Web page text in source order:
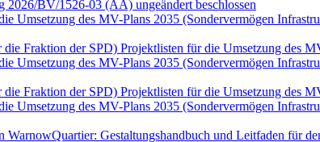
2026/BV/1526-03 (ÄA) ungeändert beschlossen
Umsetzung des MV-Plans 2035 (Sondervermögen
die Fraktion der SPD) Projektlisten für die Umsetzung des
Umsetzung des MV-Plans 2035 (Sondervermögen
die Fraktion der SPD) Projektlisten für die Umsetzung des
Umsetzung des MV-Plans 2035 (Sondervermögen
WarnowQuartier: Gestaltungshandbuch und Leitfaden für